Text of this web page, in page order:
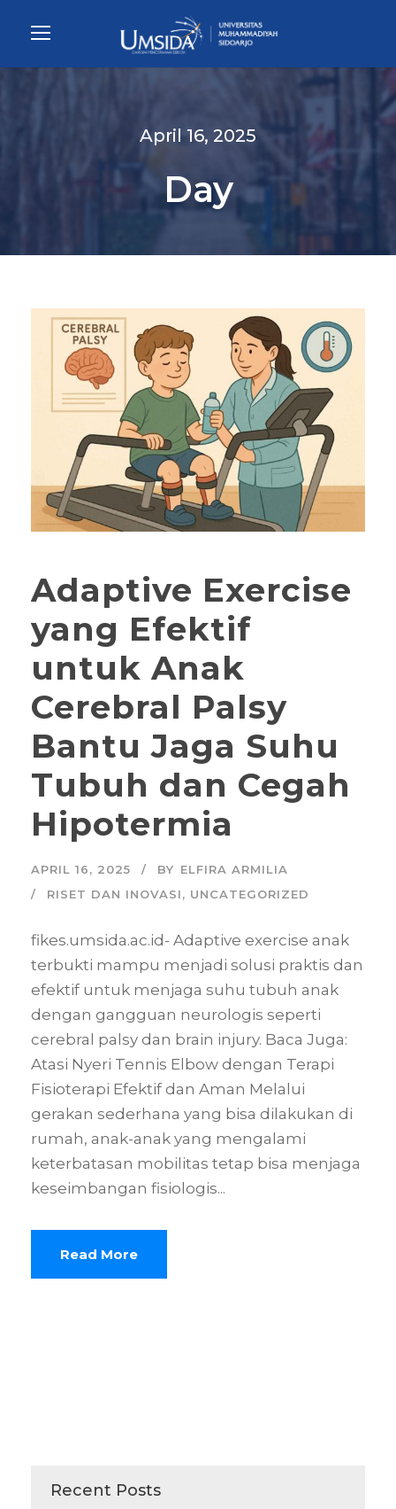
April 16, 2025
Day
Adaptive Exercise
yang Efektif
untuk Anak
Cerebral Palsy
Bantu Jaga Suhu
Tubuh dan Cegah
Hipotermia
APRIL 16, 2025 BY ELFIRA ARMILIA
RISET DAN INOVASI, UNCATEGORIZED
fikes.umsida.ac.id- Adaptive exercise anak
terbukti mampu menjadi solusi praktis dan
efektif untuk menjaga suhu tubuh anak
dengan gangguan neurologis seperti
cerebral palsy dan brain injury. Baca Juga:
Atasi Nyeri Tennis Elbow dengan Terapi
Fisioterapi Efektif dan Aman Melalui
gerakan sederhana yang bisa dilakukan di
rumah, anak-anak yang mengalami
keterbatasan mobilitas tetap bisa menjaga
keseimbangan fisiologis...
Read More
Recent Posts